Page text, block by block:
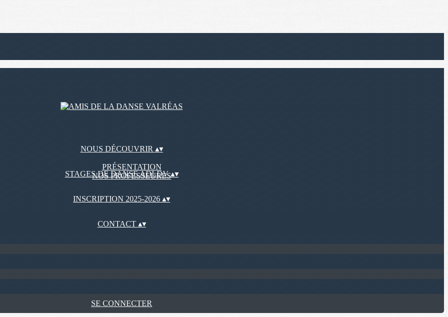
NOUS DÉCOUVRIR ▴▾
PRÉSENTATION
NOS PROFESSEURES
STAGES DE DANSE ADLDV▴▾
INSCRIPTION 2025-2026 ▴▾
CONTACT ▴▾
SE CONNECTER